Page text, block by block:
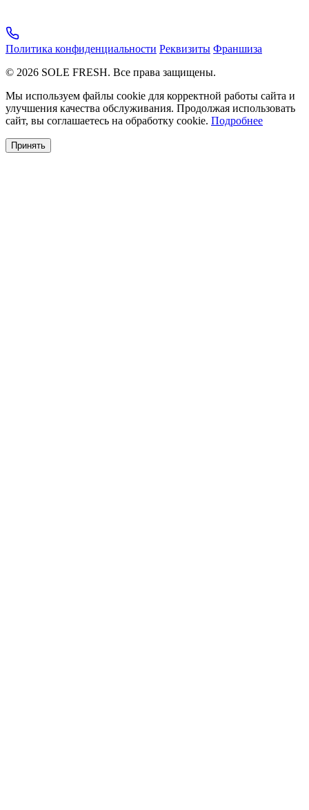
Политика конфиденциальности Реквизиты Франшиза
© 2026 SOLE FRESH. Все права защищены.
Мы используем файлы cookie для корректной работы сайта и
улучшения качества обслуживания. Продолжая использовать
сайт, вы соглашаетесь на обработку cookie. Подробнее
Принять